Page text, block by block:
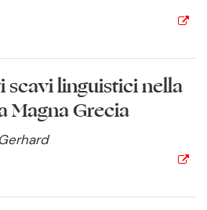
scavi linguistici nella
Magna Grecia